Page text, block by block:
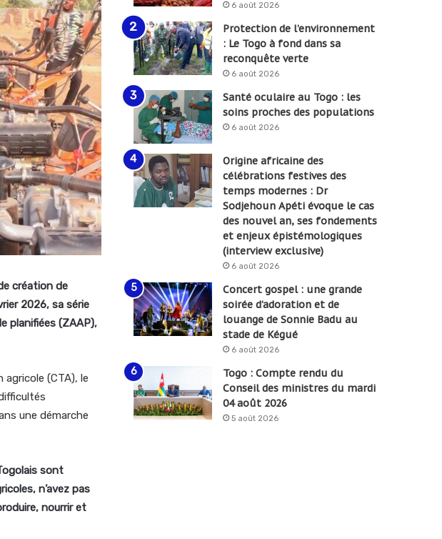
création de
2026, sa série
planifiées (ZAAP),
(CTA), le
une démarche
sont
n’avez pas
nourrir et
6 août 2026
Protection de l’environnement
: Le Togo à fond dans sa
reconquête verte
6 août 2026
Santé oculaire au Togo : les
soins proches des populations
6 août 2026
Origine africaine des
célébrations festives des
temps modernes : Dr
Sodjehoun Apéti évoque le cas
des nouvel an, ses fondements
et enjeux épistémologiques
(interview exclusive)
6 août 2026
Concert gospel : une grande
soirée d’adoration et de
louange de Sonnie Badu au
stade de Kégué
6 août 2026
Togo : Compte rendu du
Conseil des ministres du mardi
04 août 2026
5 août 2026